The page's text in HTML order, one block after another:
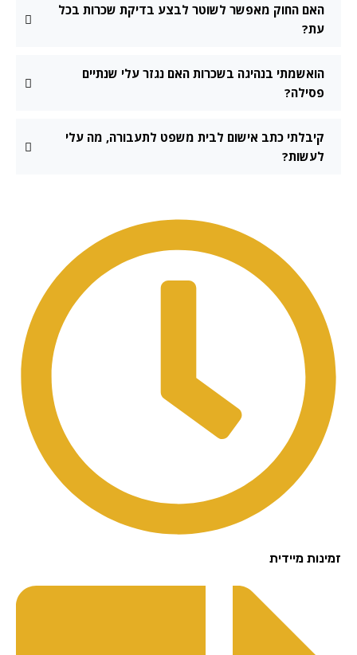
האם החוק מאפשר לשוטר לבצע בדיקת שכרות בכל
הואשמתי בנהיגה בשכרות האם נגזר עלי שנתיים
פסילה?
קיבלתי כתב אישום לבית משפט לתעבורה, מה עלי
לעשות?
מיידית